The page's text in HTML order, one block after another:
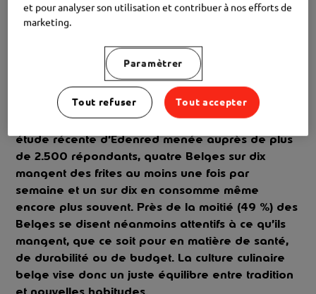
Que trouve-t-on forcément dans l’assiette des
? Des frites, évidemment! D’après une
étude récente d’Edenred menée auprès de plus
de 2.500 répondants, quatre Belges sur dix
mangent des frites au moins une fois par
semaine et un sur dix en consomme même
encore plus souvent. Près de la moitié (49 %) des
Belges se disent néanmoins attentifs à ce qu’ils
mangent, que ce soit pour en matière de santé,
de durabilité ou de budget. La culture culinaire
belge vise donc un juste équilibre entre tradition
et pour analyser son utilisation et contribuer à nos efforts de
marketing.
Paramètrer
Tout refuser Tout accepter